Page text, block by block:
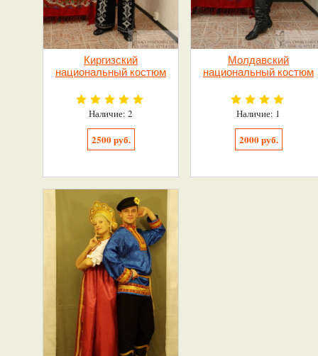
Киргизский
национальный костюм
Наличие: 2
2500 руб.
Молдавский
национальный костюм
Наличие: 1
2000 руб.